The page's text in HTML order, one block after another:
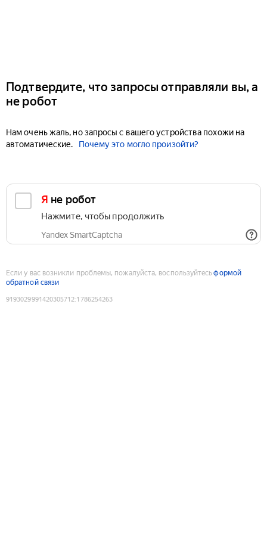
Подтвердите, что запросы отправляли вы, а
не робот
Нам очень жаль, но запросы с вашего устройства похожи на
автоматические.
Почему это могло произойти?
Я не робот
Нажмите, чтобы продолжить
Yandex SmartCaptcha
Если у вас возникли проблемы, пожалуйста, воспользуйтесьформой
обратной связи
9193029991420305712:1786254263